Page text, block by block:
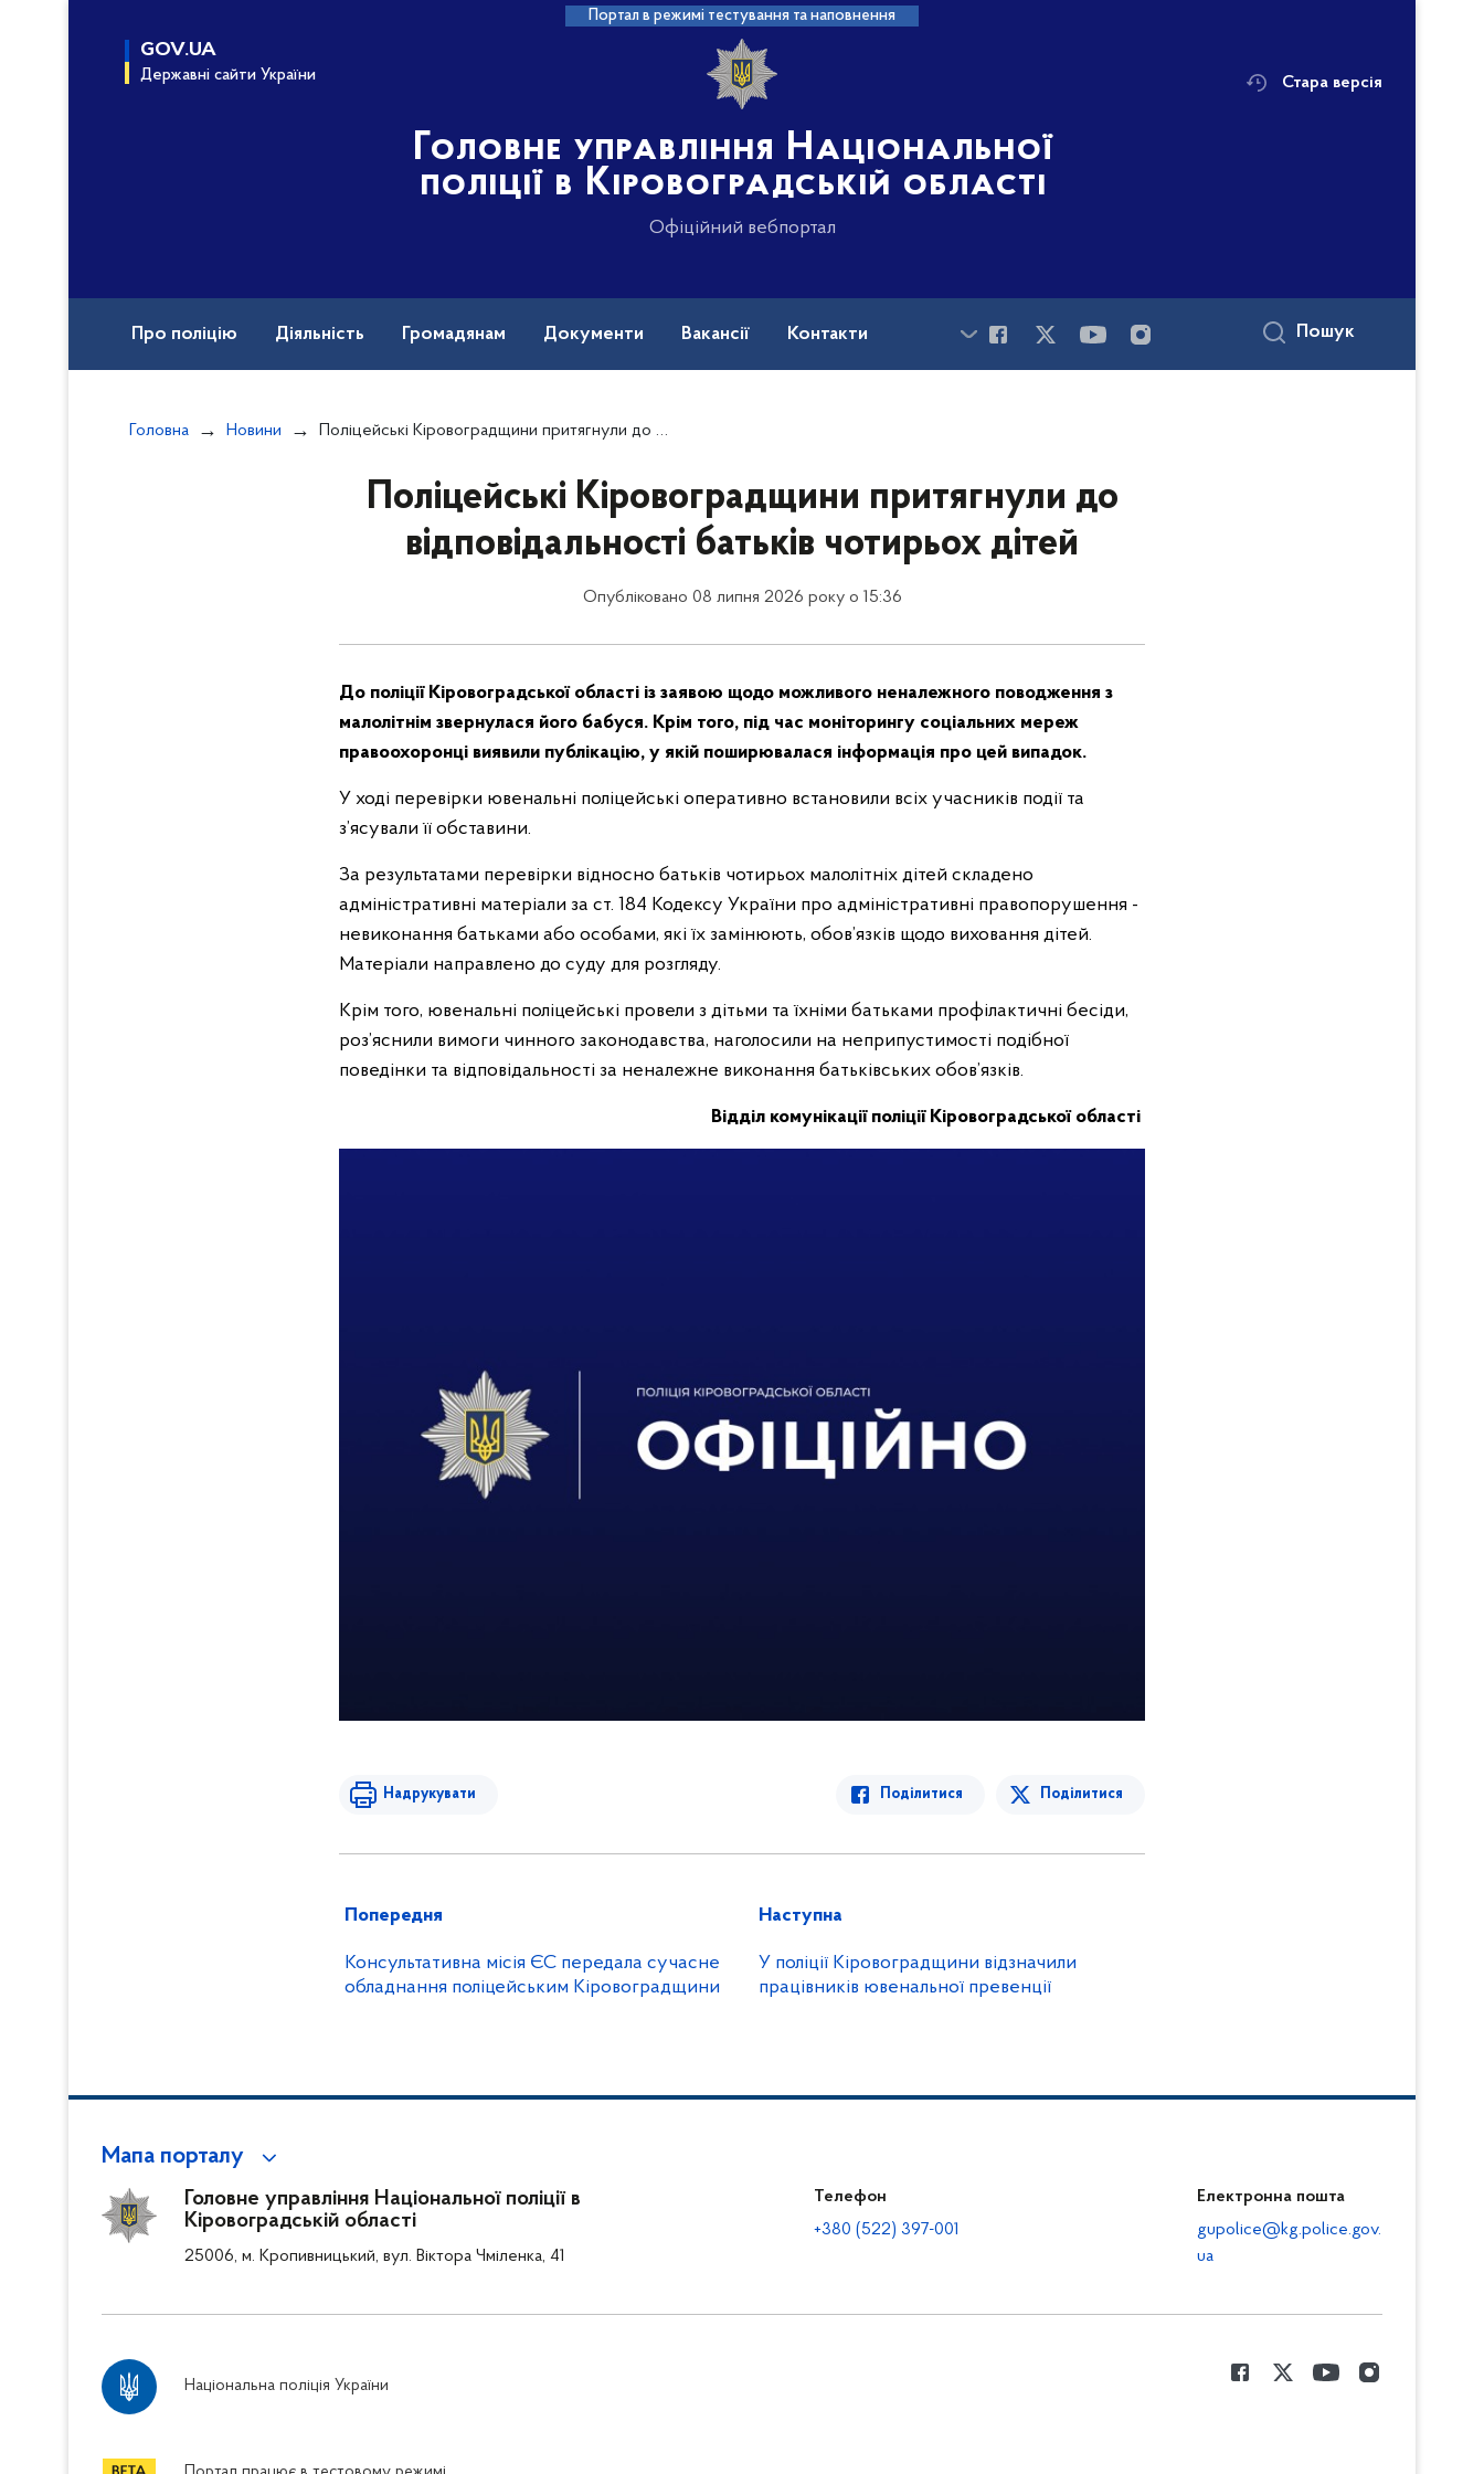
Портал в режимі тестування та наповнення
GOV.UA
Державні сайти України
Головне управління Національної
поліції в Кіровоградській області
Офіційний вебпортал
Стара версія
Про поліцію Діяльність Громадянам Документи Вакансії Контакти Пошук
Головна Новини Поліцейські Кіровоградщини притягнули до відповідальності батьків чотирьох дітей
Поліцейські Кіровоградщини притягнули до
відповідальності батьків чотирьох дітей
Опубліковано 08 липня 2026 року о 15:36
До поліції Кіровоградської області із заявою щодо можливого неналежного поводження з
малолітнім звернулася його бабуся. Крім того, під час моніторингу соціальних мереж
правоохоронці виявили публікацію, у якій поширювалася інформація про цей випадок.
У ході перевірки ювенальні поліцейські оперативно встановили всіх учасників події та
з’ясували її обставини.
За результатами перевірки відносно батьків чотирьох малолітніх дітей складено
адміністративні матеріали за ст. 184 Кодексу України про адміністративні правопорушення -
невиконання батьками або особами, які їх замінюють, обов’язків щодо виховання дітей.
Матеріали направлено до суду для розгляду.
Крім того, ювенальні поліцейські провели з дітьми та їхніми батьками профілактичні бесіди,
роз’яснили вимоги чинного законодавства, наголосили на неприпустимості подібної
поведінки та відповідальності за неналежне виконання батьківських обов’язків.
Відділ комунікації поліції Кіровоградської області
Надрукувати Поділитися Поділитися
Попередня
Консультативна місія ЄС передала сучасне
обладнання поліцейським Кіровоградщини
Наступна
У поліції Кіровоградщини відзначили
працівників ювенальної превенції
Мапа порталу
Головне управління Національної поліції в
Кіровоградській області
25006, м. Кропивницький, вул. Віктора Чміленка, 41
Телефон
+380 (522) 397-001
Електронна пошта
gupolice@kg.police.gov.
ua
Національна поліція України